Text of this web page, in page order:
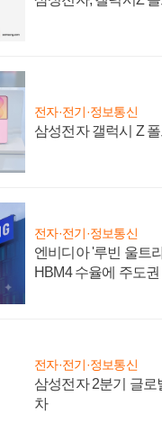
전자·전기·정보통신
삼성전자 갤럭시 Z
전자·전기·정보통신
엔비디아 '루빈 울트
HBM4 수율에 주도
전자·전기·정보통신
삼성전자 2분기 글로
차